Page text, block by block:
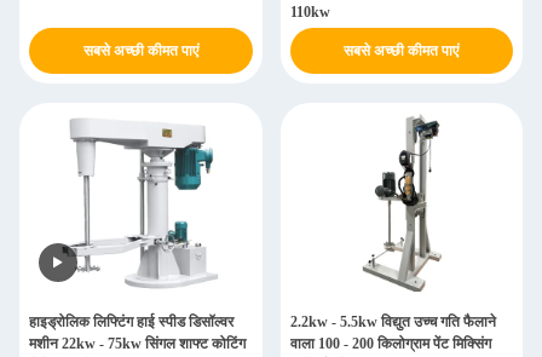
सबसे अच्छी कीमत पाएं
110kw
सबसे अच्छी कीमत पाएं
हाइड्रोलिक लिफ्टिंग हाई स्पीड डिसॉल्वर
मशीन 22kw - 75kw सिंगल शाफ्ट कोटिंग
2.2kw - 5.5kw विद्युत उच्च गति फैलाने
वाला 100 - 200 किलोग्राम पेंट मिक्सिंग